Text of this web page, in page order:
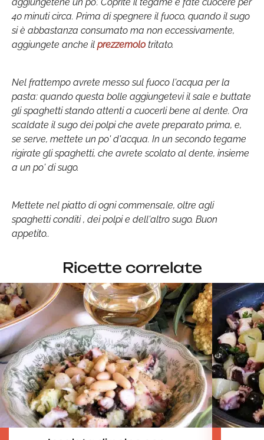
40 minuti circa. Prima di spegnere il fuoco, quando il sugo
si è abbastanza consumato ma non eccessivamente,
aggiungete anche il prezzemolotritato.
Nel frattempo avrete messo sul fuoco l'acqua per la
pasta: quando questa bolle aggiungetevi il sale e buttate
gli spaghetti stando attenti a cuocerli bene al dente. Ora
scaldate il sugo dei polpi che avete preparato prima, e,
se serve, mettete un po' d'acqua. In un secondo tegame
rigirate gli spaghetti, che avrete scolato al dente, insieme
a un po' di sugo.
Mettete nel piatto di ogni commensale, oltre agli
spaghetti conditi , dei polpi e dell'altro sugo. Buon
appetito..
Ricette correlate